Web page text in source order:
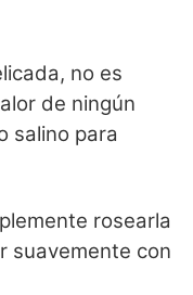
no es
de ningún
salino para
rosearla
suavemente con